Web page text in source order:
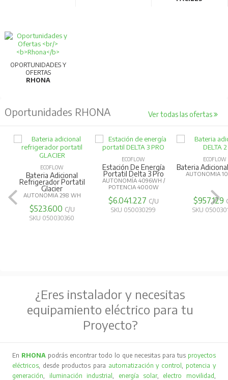
OPORTUNIDADES Y
OFERTAS
RHONA
Oportunidades RHONA Ver todas las ofertas
ECOFLOW
Bateria Adicional
Refrigerador Portatil
Glacier
AUTONOMIA 298 WH
$523.600 C/U
SKU 050030360
ECOFLOW
Estación De Energía
Portatil Delta 3 Pro
AUTONOMÍA 4096WH /
POTENCIA 4000W
$6.041.227 C/U
SKU 050030299
ECOFLOW
Bateria
AUTONOMIA
$957.129
SKU
¿Eres instalador y necesitas
equipamiento eléctrico para tu
Proyecto?
En RHONA podrás encontrar todo lo que necesitas para tus proyectos
eléctricos , desde productos para automatización y control
potencia y
generación
iluminación industrial energía solar, electro movilidad